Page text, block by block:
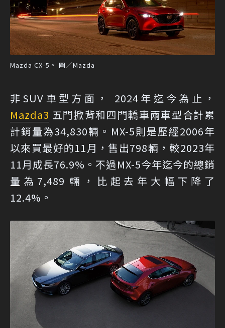
Mazda CX-5。 圖／Mazda
非SUV車型方面， 2024年迄今為止，
Mazda3 五門掀背和四門轎車兩車型合計累
計銷量為34,830輛。MX-5則是歷經2006年
以來買最好的11月，售出798輛，較2023年
11月成長76.9%。不過MX-5今年迄今的總銷
量為7,489 輛，比起去年大幅下降了
12.4%。